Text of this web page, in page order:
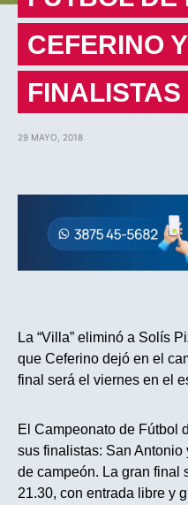
CEFERINO
FINALISTAS
29 MAYO, 2018
La “Villa” eliminó a Solís
que Ceferino dejó en el
final será el viernes en el
El Campeonato de Fútbol
sus finalistas: San
de campeón. La gran final
21.30, con entrada libre y